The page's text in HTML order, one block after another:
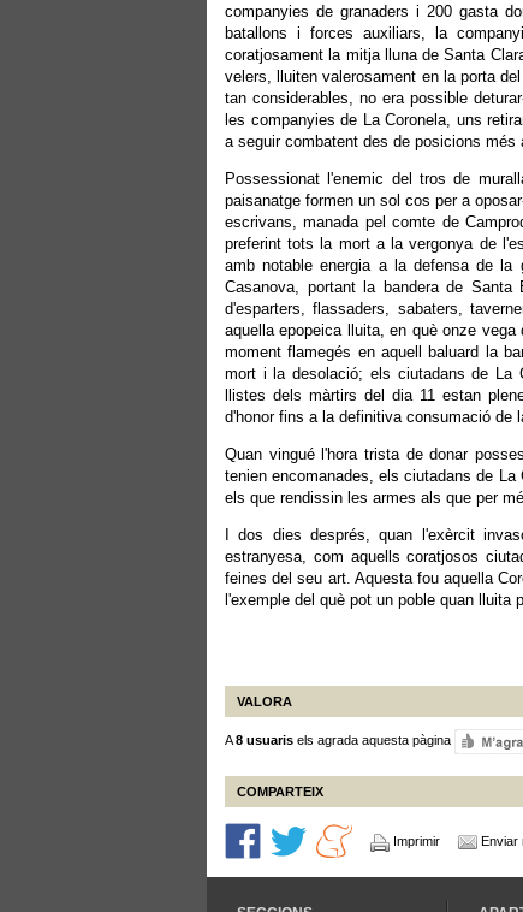
companyies de granaders i 200 gasta
batallons i forces auxiliars, la
coratjosament la mitja lluna de Santa
velers, lluiten valerosament en la porta
tan considerables, no era possible
les companyies de La Coronela, uns
a seguir combatent des de posicions més
Possessionat l'enemic del tros de
paisanatge formen un sol cos per a
escrivans, manada pel comte de
preferint tots la mort a la vergonya de
amb notable energia a la defensa de la
Casanova, portant la bandera de
d'esparters, flassaders, sabaters,
aquella epopeica lluita, en què onze
moment flamegés en aquell baluard la
mort i la desolació; els ciutadans de La
llistes dels màrtirs del dia 11 estan
d'honor fins a la definitiva consumació de
Quan vingué l'hora trista de donar
tenien encomanades, els ciutadans de
els que rendissin les armes als que per
I dos dies després, quan l'exèrcit
estranyesa, com aquells coratjosos
feines del seu art. Aquesta fou aquella
l'exemple del què pot un poble quan lluita
VALORA
A8 usuaris els agrada aquesta pàgina
COMPARTEIX
Imprimir Enviar